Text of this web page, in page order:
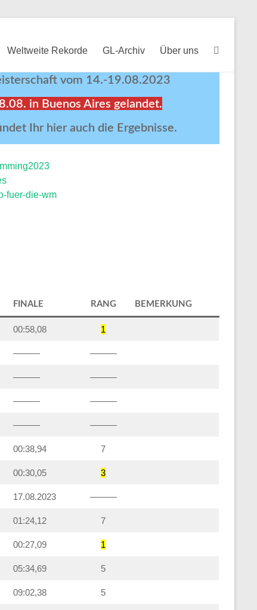
Weltweite Rekorde GL-Archiv Über uns
vom 14.-19.08.2023
in Buenos Aires gelandet.
Ihr hier auch die Ergebnisse.
fuer-die-wm
FINALE RANG BEMERKUNG
00:58,08 1
——— ———
——— ———
——— ———
——— ———
00:38,94 7
00:30,05 3
17.08.2023 ———
01:24,12 7
00:27,09 1
05:34,69 5
09:02,38 5